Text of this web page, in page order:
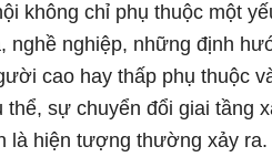
không chỉ phụ thuộc một
nghề nghiệp, những định
cao hay thấp phụ thuộc
sự chuyển đổi giai tầng
là hiện tượng thường xảy